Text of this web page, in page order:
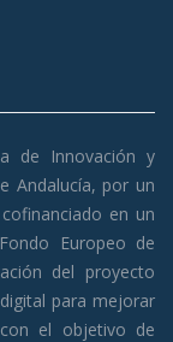
de Innovación y
Andalucía, por un
en un
Europeo de
del proyecto
para mejorar
el objetivo de